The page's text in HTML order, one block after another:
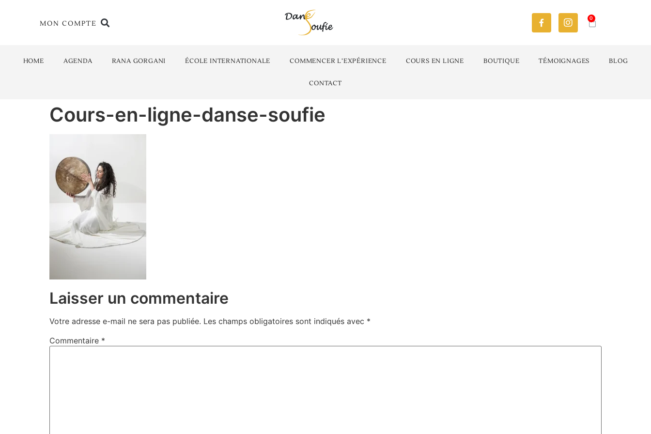
MON COMPTE
0
HOME AGENDA RANA GORGANI ÉCOLE INTERNATIONALE COMMENCER L’EXPÉRIENCE COURS EN LIGNE BOUTIQUE TÉMOIGNAGES BLOG
CONTACT
Cours-en-ligne-danse-soufie
Laisser un commentaire
Votre adresse e-mail ne sera pas publiée. Les champs obligatoires sont indiqués avec *
Commentaire *